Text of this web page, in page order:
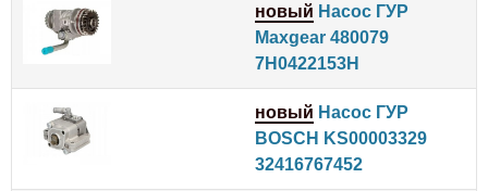
новый Насос ГУР
Maxgear 480079
7H0422153H
новый Насос ГУР
BOSCH KS00003329
32416767452